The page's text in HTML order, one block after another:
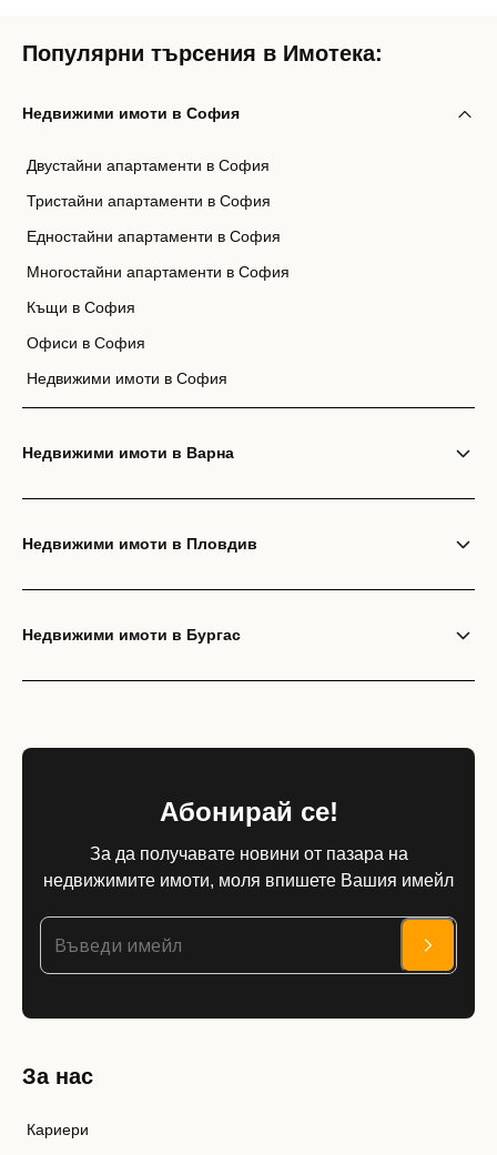
Популярни търсения в Имотека:
Недвижими имоти в София
Двустайни апартаменти в София
Тристайни апартаменти в София
Едностайни апартаменти в София
Многостайни апартаменти в София
Къщи в София
Офиси в София
Недвижими имоти в София
Недвижими имоти в Варна
Недвижими имоти в Пловдив
Недвижими имоти в Бургас
Абонирай се!
За да получавате новини от пазара на
недвижимите имоти, моля впишете Вашия имейл
За нас
Кариери